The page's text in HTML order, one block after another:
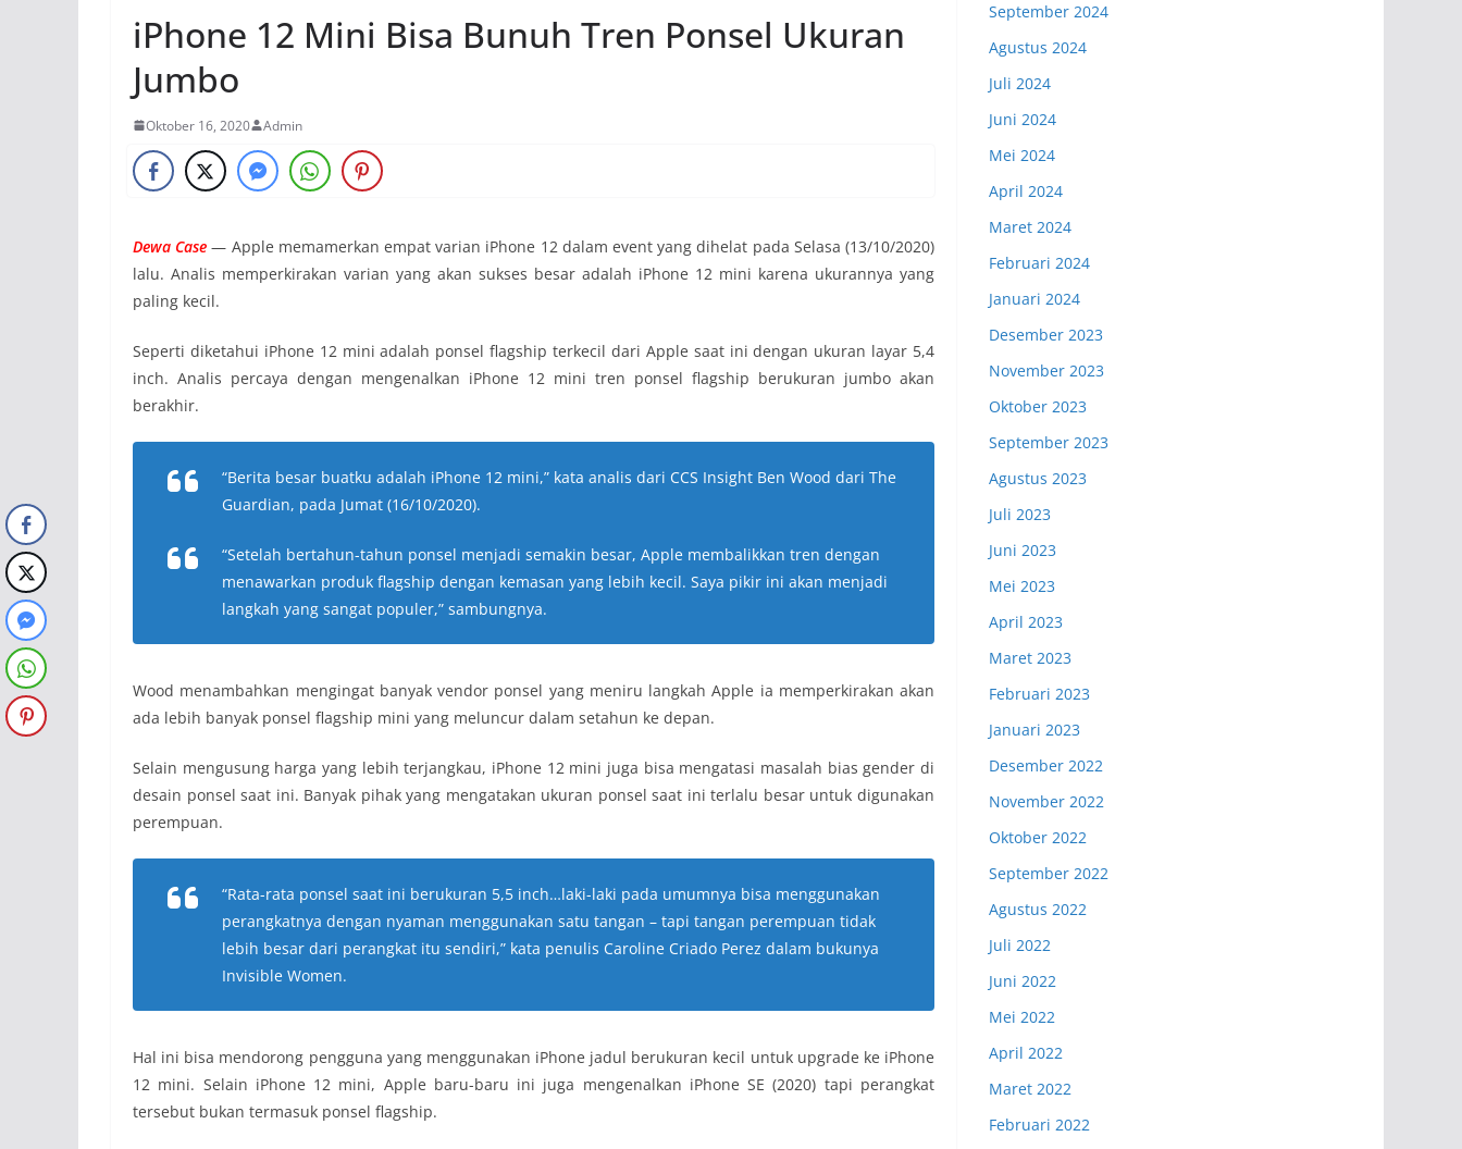
iPhone 12 Mini Bisa Bunuh Tren Ponsel Ukuran
Jumbo
Oktober 16, 2020 Admin
Dewa Case — Apple memamerkan empat varian iPhone 12 dalam event yang dihelat pada Selasa (13/10/2020)
lalu. Analis memperkirakan varian yang akan sukses besar adalah iPhone 12 mini karena ukurannya yang
paling kecil.
Seperti diketahui iPhone 12 mini adalah ponsel flagship terkecil dari Apple saat ini dengan ukuran layar 5,4
inch. Analis percaya dengan mengenalkan iPhone 12 mini tren ponsel flagship berukuran jumbo akan
berakhir.
“Berita besar buatku adalah iPhone 12 mini,” kata analis dari CCS Insight Ben Wood dari The
Guardian, pada Jumat (16/10/2020).
“Setelah bertahun-tahun ponsel menjadi semakin besar, Apple membalikkan tren dengan
menawarkan produk flagship dengan kemasan yang lebih kecil. Saya pikir ini akan menjadi
langkah yang sangat populer,” sambungnya.
Wood menambahkan mengingat banyak vendor ponsel yang meniru langkah Apple ia memperkirakan akan
ada lebih banyak ponsel flagship mini yang meluncur dalam setahun ke depan.
Selain mengusung harga yang lebih terjangkau, iPhone 12 mini juga bisa mengatasi masalah bias gender di
desain ponsel saat ini. Banyak pihak yang mengatakan ukuran ponsel saat ini terlalu besar untuk digunakan
perempuan.
“Rata-rata ponsel saat ini berukuran 5,5 inch…laki-laki pada umumnya bisa menggunakan
perangkatnya dengan nyaman menggunakan satu tangan – tapi tangan perempuan tidak
lebih besar dari perangkat itu sendiri,” kata penulis Caroline Criado Perez dalam bukunya
Invisible Women.
Hal ini bisa mendorong pengguna yang menggunakan iPhone jadul berukuran kecil untuk upgrade ke iPhone
12 mini. Selain iPhone 12 mini, Apple baru-baru ini juga mengenalkan iPhone SE (2020) tapi perangkat
tersebut bukan termasuk ponsel flagship.
September 2024
Agustus 2024
Juli 2024
Juni 2024
Mei 2024
April 2024
Maret 2024
Februari 2024
Januari 2024
Desember 2023
November 2023
Oktober 2023
September 2023
Agustus 2023
Juli 2023
Juni 2023
Mei 2023
April 2023
Maret 2023
Februari 2023
Januari 2023
Desember 2022
November 2022
Oktober 2022
September 2022
Agustus 2022
Juli 2022
Juni 2022
Mei 2022
April 2022
Maret 2022
Februari 2022